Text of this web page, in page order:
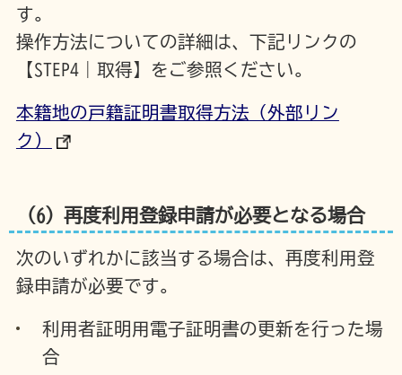
す。
操作方法についての詳細は、下記リンクの
【STEP4｜取得】をご参照ください。
本籍地の戸籍証明書取得方法（外部リン
ク）
（6）再度利用登録申請が必要となる場合
次のいずれかに該当する場合は、再度利用登
録申請が必要です。
利用者証明用電子証明書の更新を行った場
合